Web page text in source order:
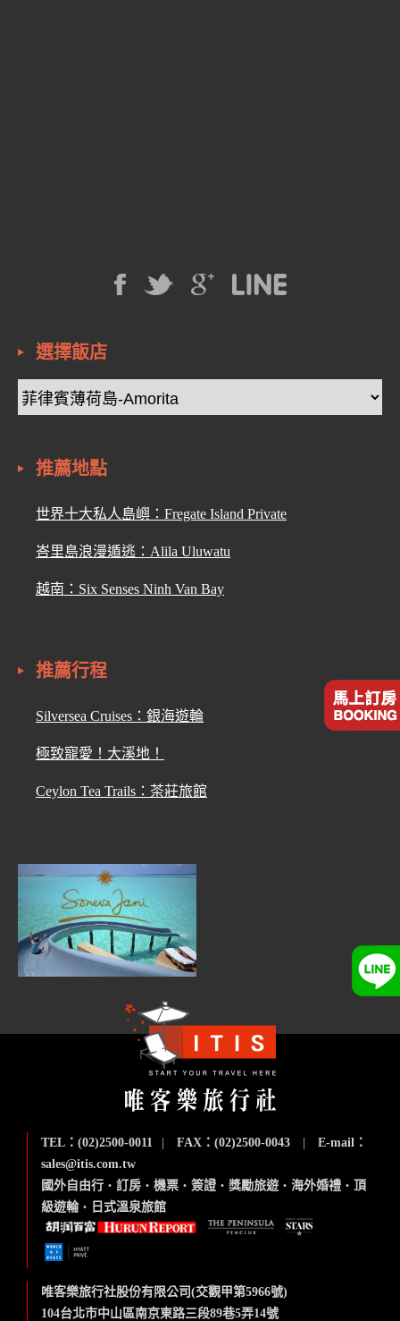
選擇飯店
推薦地點
世界十大私人島嶼：Fregate Island Private
峇里島浪漫遁逃：Alila Uluwatu
越南：Six Senses Ninh Van Bay
推薦行程
Silversea Cruises：銀海遊輪
極致寵愛！大溪地！
Ceylon Tea Trails：茶莊旅館
TEL：(02)2500-0011 FAX：(02)2500-0043
E-mail：
sales@itis.com.tw
國外自由行 ‧ 訂房 ‧ 機票 ‧ 簽證 ‧ 獎勵旅遊 ‧ 海外婚禮 ‧ 頂
級遊輪 ‧ 日式溫泉旅館
唯客樂旅行社股份有限公司(交觀甲第5966號)
104台北市中山區南京東路三段89巷5弄14號